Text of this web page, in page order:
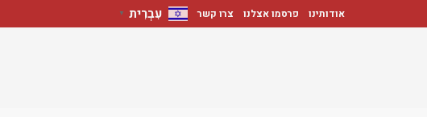
אודותינו פרסמו אצלנו צרו קשר עִבְרִית ▼